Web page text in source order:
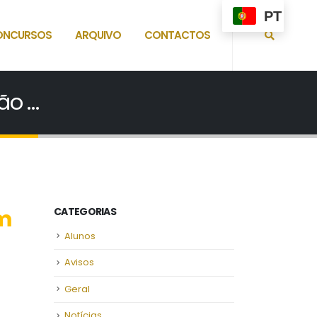
ARQUIVO CONTACTOS
PT
…
CATEGORIAS
Alunos
Avisos
Geral